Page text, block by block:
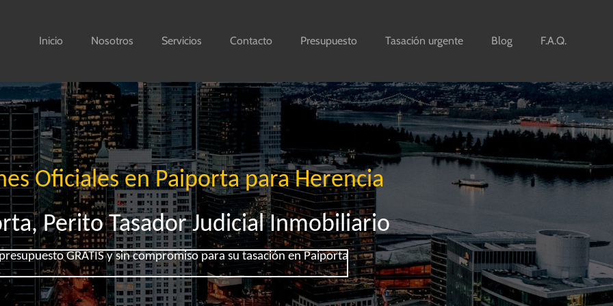
Inicio Nosotros Servicios Contacto Presupuesto Tasación urgente Blog F.A.Q.
Oficiales en Paiporta para Herencia
Perito Tasador Judicial Inmobiliario
GRATIS y sin compromiso para su tasación en Paiporta